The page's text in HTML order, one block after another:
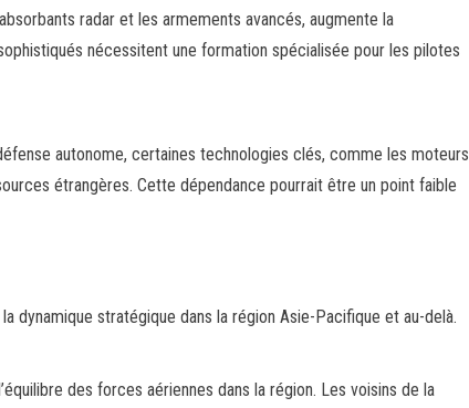
radar et les armements avancés, augmente la
nécessitent une formation spécialisée pour les pilotes
autonome, certaines technologies clés, comme les moteurs
étrangères. Cette dépendance pourrait être un point faible
dynamique stratégique dans la région Asie-Pacifique et au-delà.
des forces aériennes dans la région. Les voisins de la